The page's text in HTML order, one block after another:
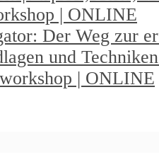
| ONLINE
Der Weg zur
und
| ONLINE